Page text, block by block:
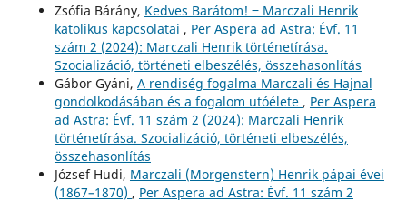
Zsófia Bárány, Kedves Barátom! ‒ Marczali Henrik
katolikus kapcsolatai , Per Aspera ad Astra: Évf. 11
szám 2 (2024): Marczali Henrik történetírása.
Szocializáció, történeti elbeszélés, összehasonlítás
Gábor Gyáni, A rendiség fogalma Marczali és Hajnal
gondolkodásában és a fogalom utóélete , Per Aspera
ad Astra: Évf. 11 szám 2 (2024): Marczali Henrik
történetírása. Szocializáció, történeti elbeszélés,
összehasonlítás
József Hudi, Marczali (Morgenstern) Henrik pápai évei
(1867–1870) , Per Aspera ad Astra: Évf. 11 szám 2